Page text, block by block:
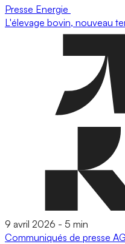
Presse Energie
L'élevage bovin, nouveau
9 avril 2026 - 5 min
Communiqués de presse